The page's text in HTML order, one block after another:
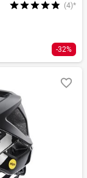
(4)*
-32%